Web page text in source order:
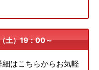
（土）19：00～
はこちらからお気軽